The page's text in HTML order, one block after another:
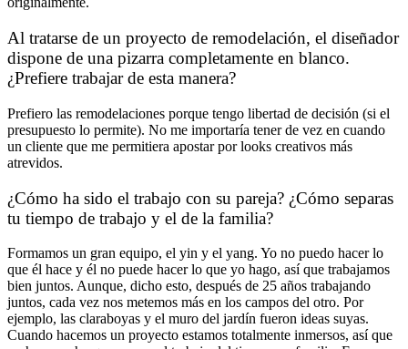
Al tratarse de un proyecto de remodelación, el diseñador
dispone de una pizarra completamente en blanco.
¿Prefiere trabajar de esta manera?
Prefiero las remodelaciones porque tengo libertad de decisión (si el
presupuesto lo permite). No me importaría tener de vez en cuando
un cliente que me permitiera apostar por looks creativos más
atrevidos.
¿Cómo ha sido el trabajo con su pareja? ¿Cómo separas
tu tiempo de trabajo y el de la familia?
Formamos un gran equipo, el yin y el yang. Yo no puedo hacer lo
que él hace y él no puede hacer lo que yo hago, así que trabajamos
bien juntos. Aunque, dicho esto, después de 25 años trabajando
juntos, cada vez nos metemos más en los campos del otro. Por
ejemplo, las claraboyas y el muro del jardín fueron ideas suyas.
Cuando hacemos un proyecto estamos totalmente inmersos, así que